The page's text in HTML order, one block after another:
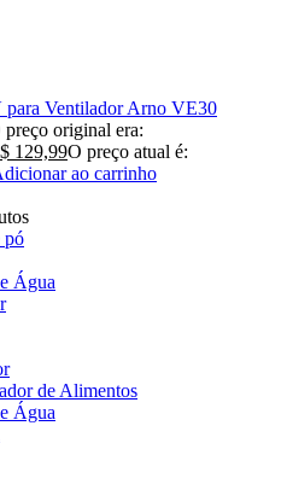
para Ventilador Arno VE30
preço original era:
129,99O preço atual é:
ao carrinho
pó
Água
de Alimentos
Água